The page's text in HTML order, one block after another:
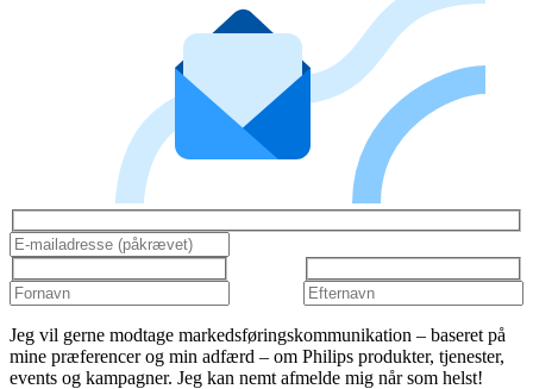
Jeg vil gerne modtage markedsføringskommunikation – baseret på
mine præferencer og min adfærd – om Philips produkter, tjenester,
events og kampagner. Jeg kan nemt afmelde mig når som helst!